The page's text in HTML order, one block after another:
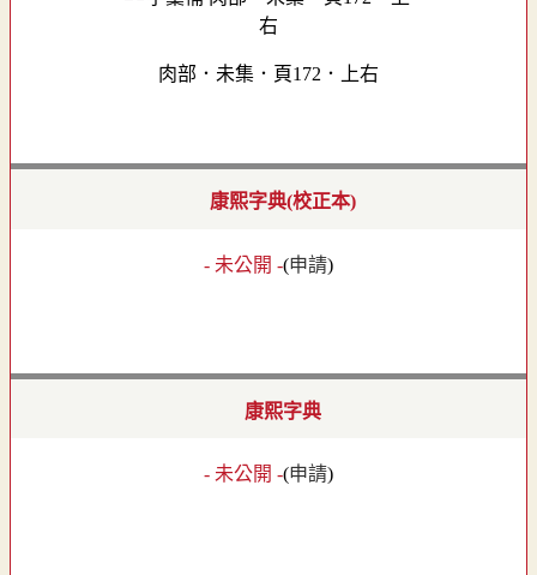
肉部．未集．頁172．上右
康熙字典(校正本)
- 未公開 -(申請)
康熙字典
- 未公開 -(申請)